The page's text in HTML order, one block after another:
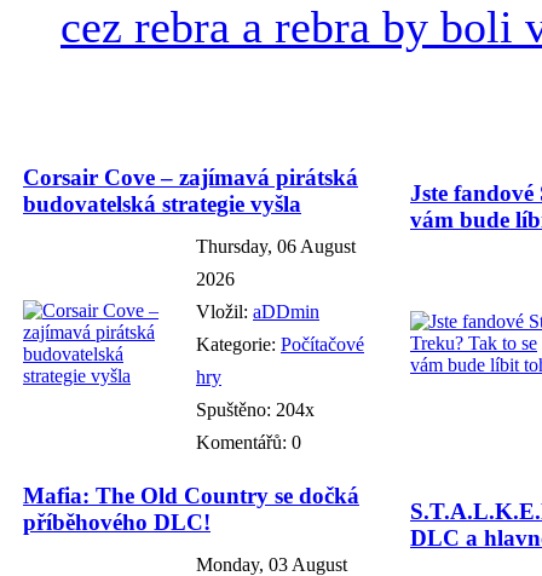
cez rebra a rebra by boli
Corsair Cove – zajímavá pirátská
budovatelská strategie vyšla
Thursday, 06 August
2026
Vložil: aDDmin
Kategorie: Počítačové
hry
Spuštěno: 204x
Komentářů: 0
Jste
vám bude
Mafia: The Old Country se dočká
příběhového DLC!
Monday, 03 August
DLC a